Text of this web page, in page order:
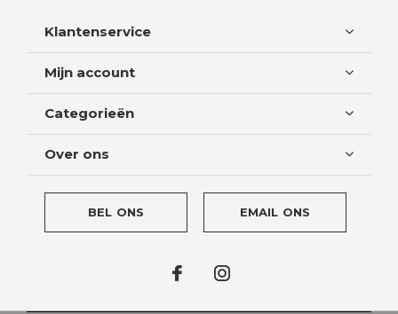
Klantenservice
Mijn account
Categorieën
Over ons
BEL ONS EMAIL ONS